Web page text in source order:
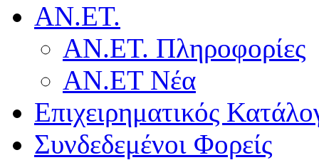
ΑΝ.ΕΤ.
ΑΝ.ΕΤ. Πληροφορίες
ΑΝ.ΕΤ Νέα
Επιχειρηματικός
Συνδεδεμένοι Φορείς